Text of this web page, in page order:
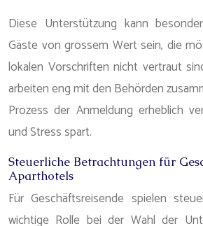
Diese Unterstützung kann
Gäste von grossem Wert sein, die
lokalen Vorschriften nicht vertraut
arbeiten eng mit den Behörden
Prozess der Anmeldung erheblich
und Stress spart.
Steuerliche Betrachtungen für
Aparthotels
Für Geschäftsreisende spielen
wichtige Rolle bei der Wahl der